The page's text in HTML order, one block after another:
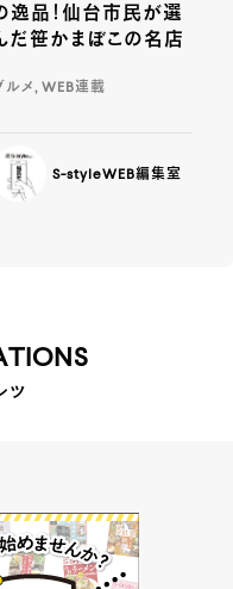
逸品！仙台市民が選
だ笹かまぼこの名店
ルメ, WEB連載
S-styleWEB編集室
ツ